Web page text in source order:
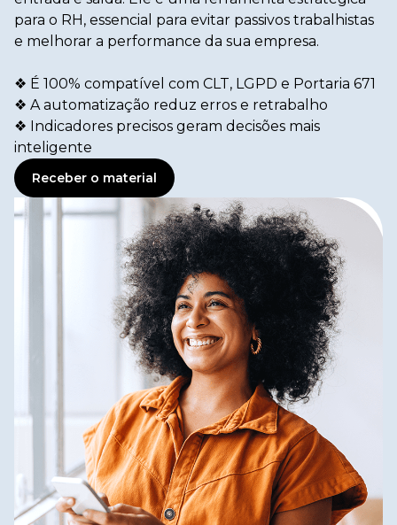
para o RH, essencial para evitar passivos trabalhistas
e melhorar a performance da sua empresa.
❖ É 100% compatível com CLT, LGPD e Portaria 671
❖ A automatização reduz erros e retrabalho
❖ Indicadores precisos geram decisões mais
inteligente
Receber o material